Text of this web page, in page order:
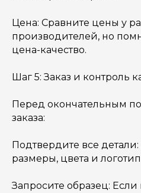
Цена: Сравните цены у
производителей, но
цена-качество.
Шаг 5: Заказ и контроль
Перед окончательным
заказа:
Подтвердите все детали:
размеры, цвета и
Запросите образец: